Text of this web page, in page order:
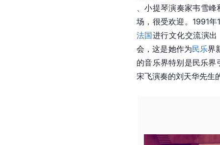
、小提琴演奏家韦雪峰
场，很受欢迎。1991
法国进行文化交流演
会，这是她作为民乐界
的音乐界特别是民乐界
宋飞演奏的刘天华先生